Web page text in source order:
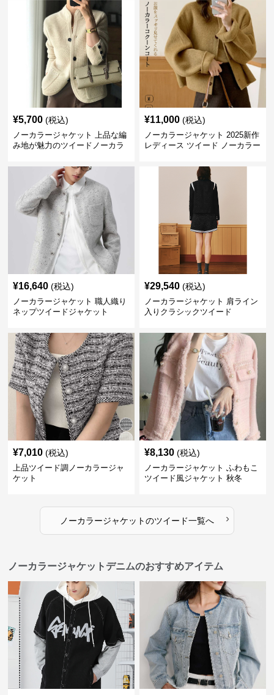
¥5,700 (税込)
ノーカラージャケット 上品な編
み地が魅力のツイードノーカラ
¥11,000 (税込)
ノーカラージャケット 2025新作
レディース ツイード ノーカラー
¥16,640 (税込)
ノーカラージャケット 職人織り
ネップツイードジャケット
¥29,540 (税込)
ノーカラージャケット 肩ライン
入りクラシックツイード
¥7,010 (税込)
上品ツイード調ノーカラージャ
ケット
¥8,130 (税込)
ノーカラージャケット ふわもこ
ツイード風ジャケット 秋冬
ノーカラージャケットのツイード一覧へ ›
ノーカラージャケットデニムのおすすめアイテム